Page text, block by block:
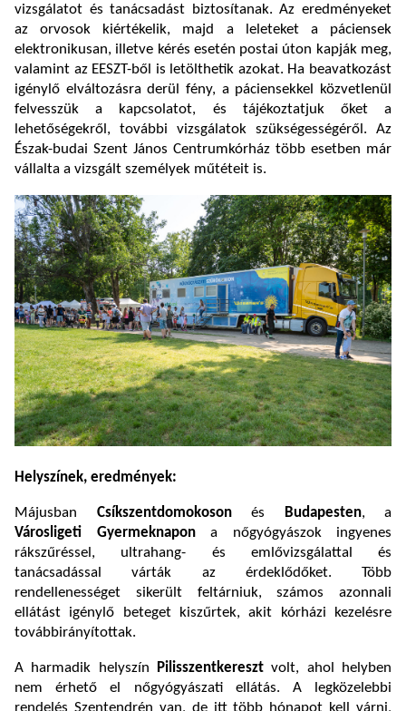
vizsgálatot és tanácsadást biztosítanak. Az eredményeket
az orvosok kiértékelik, majd a leleteket a páciensek
elektronikusan, illetve kérés esetén postai úton kapják meg,
valamint az EESZT-ből is letölthetik azokat. Ha beavatkozást
igénylő elváltozásra derül fény, a páciensekkel közvetlenül
felvesszük a kapcsolatot, és tájékoztatjuk őket a
lehetőségekről, további vizsgálatok szükségességéről. Az
Észak-budai Szent János Centrumkórház több esetben már
vállalta a vizsgált személyek műtéteit is.
Helyszínek, eredmények:
Májusban Csíkszentdomokoson és Budapesten, a
Városligeti Gyermeknapona nőgyógyászok ingyenes
rákszűréssel, ultrahang- és emlővizsgálattal és
tanácsadással várták az érdeklődőket. Több
rendellenességet sikerült feltárniuk, számos azonnali
ellátást igénylő beteget kiszűrtek, akit kórházi kezelésre
továbbirányítottak.
A harmadik helyszín Pilisszentkereszt volt, ahol helyben
nem érhető el nőgyógyászati ellátás. A legközelebbi